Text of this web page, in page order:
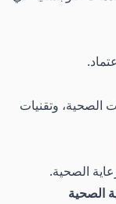
الصحية، وتقنيات
الصحية.
الصحية